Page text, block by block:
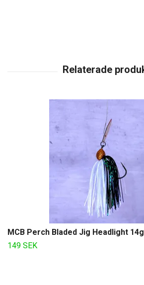
MCB Perch Bladed Jig Headlight 14g
149 SEK